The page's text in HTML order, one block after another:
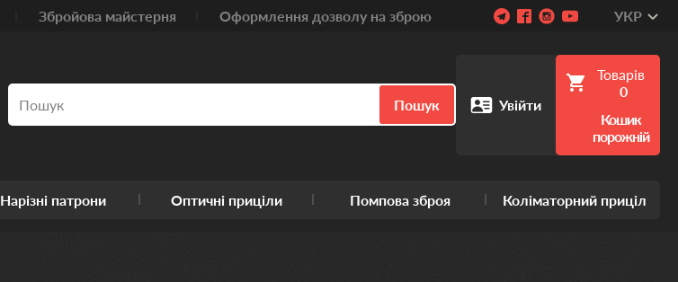
Збройова майстерня Оформлення дозволу на зброю УКР
Пошук Увійти
Товарів
0
Кошик
порожній
Нарізні патрони Оптичні приціли Помпова зброя Коліматорний приціл